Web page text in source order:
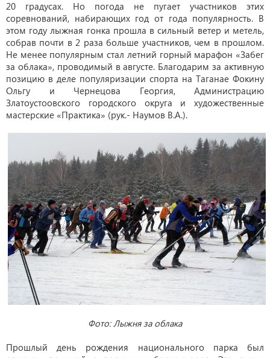
20 градусах. Но погода не пугает участников этих
соревнований, набирающих год от года популярность. В
этом году лыжная гонка прошла в сильный ветер и метель,
собрав почти в 2 раза больше участников, чем в прошлом.
Не менее популярным стал летний горный марафон «Забег
за облака», проводимый в августе. Благодарим за активную
позицию в деле популяризации спорта на Таганае Фокину
Ольгу и Чернецова Георгия, Администрацию
Златоустоовского городского округа и художественные
мастерские «Практика» (рук.- Наумов В.А.).
Фото: Лыжня за облака
Прошлый день рождения национального парка был